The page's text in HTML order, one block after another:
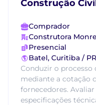
Construção
Comprador
Construtora
Presencial
Batel, Curitiba / PR
Conduzir o processo
mediante a cotação
fornecedores.
especificações